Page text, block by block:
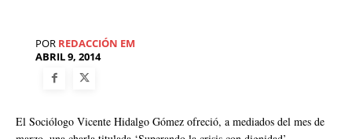
POR REDACCIÓN EM
ABRIL 9, 2014
El Sociólogo Vicente Hidalgo Gómez ofreció, a mediados del mes de